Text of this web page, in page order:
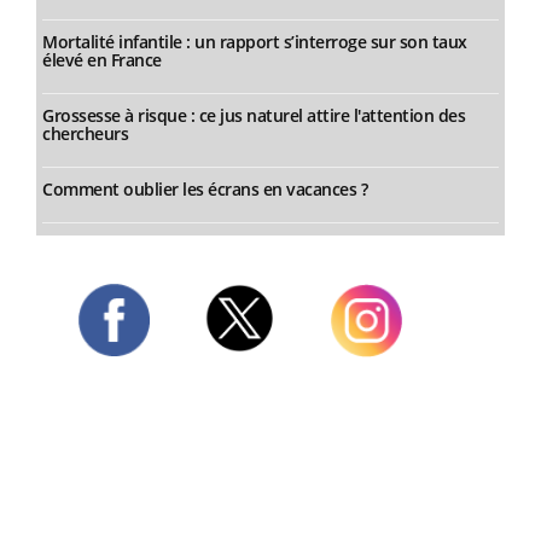
Mortalité infantile : un rapport s’interroge sur son taux
élevé en France
Grossesse à risque : ce jus naturel attire l'attention des
chercheurs
Comment oublier les écrans en vacances ?